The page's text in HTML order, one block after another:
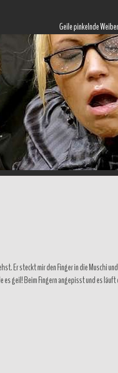
Geile pinkelnde
Er steckt mir den Finger in die Muschi
geil! Beim Fingern angepisst und es läuft